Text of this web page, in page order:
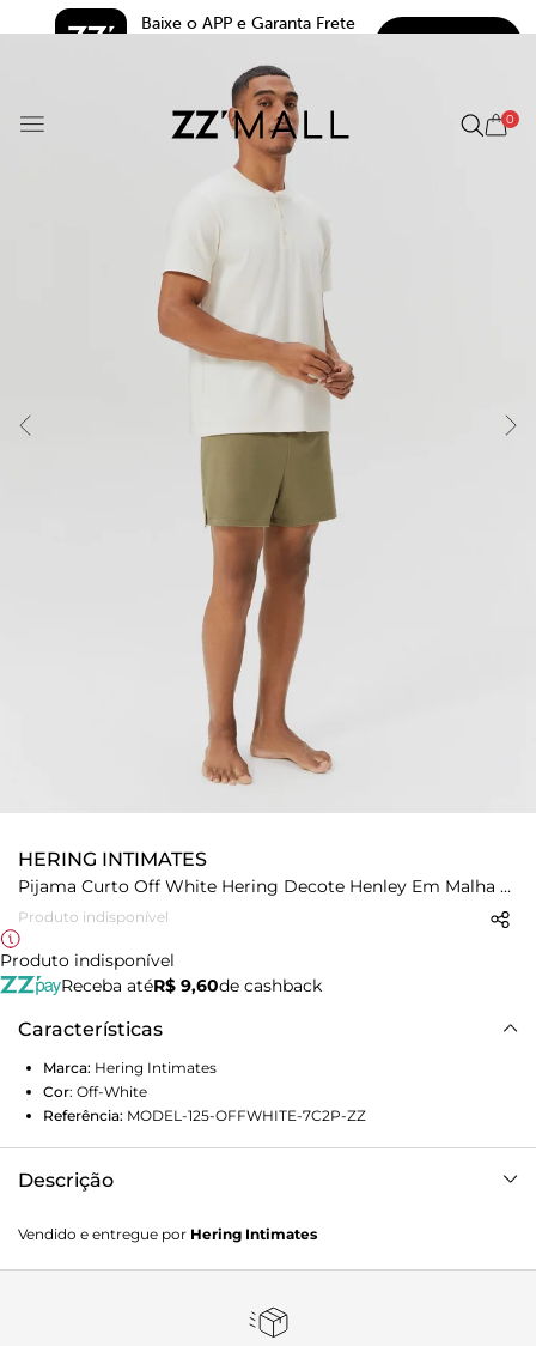
Baixe o APP e Garanta Frete
5.0
0
HERING INTIMATES
Pijama Curto Off White Hering Decote Henley Em Malha Premium
Produto indisponível
Produto indisponível
Receba atéR$ 9,60de cashback
Características
Marca: Hering Intimates
Cor: Off-White
Referência: MODEL-125-OFFWHITE-7C2P-ZZ
Descrição
A camiseta possui modelagem regular e decote henley,
decote com um peitilho curto com botões. A bermuda
modelagem moderna e abertura na barra nas laterais. A
Vendido e entregue por Hering Intimates